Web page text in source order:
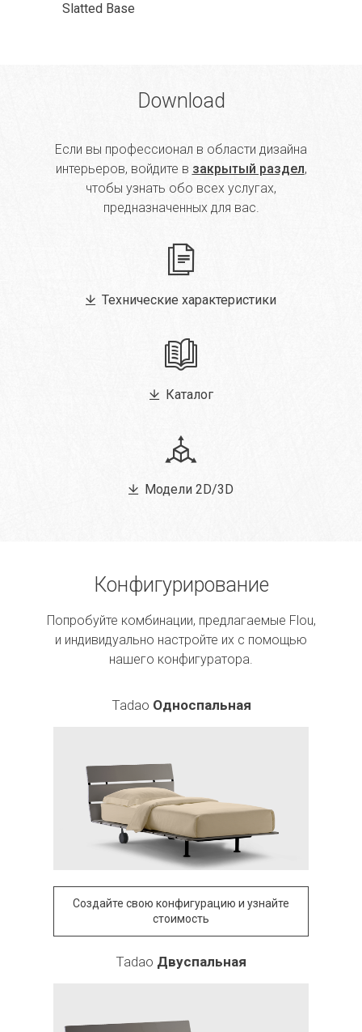
Slatted Base
Download
Если вы профессионал в области дизайна
интерьеров, войдите в закрытый раздел,
чтобы узнать обо всех услугах,
предназначенных для вас.
Технические характеристики
Каталог
Модели 2D/3D
Конфигурирование
Попробуйте комбинации, предлагаемые Flou,
и индивидуально настройте их с помощью
нашего конфигуратора.
Tadao Односпальная
Создайте свою конфигурацию и узнайте
стоимость
Tadao Двуспальная